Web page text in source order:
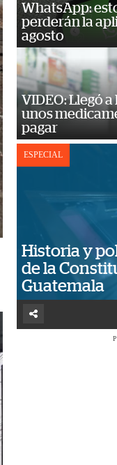
WhatsApp:
perderán la
agosto
VIDEO: Llegó
unos
pagar
ESPECIAL
Historia y
de la
Guatemala